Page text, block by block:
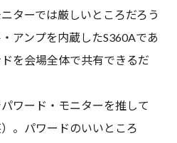
ターでは厳しいところだろう
アンプを内蔵したS360Aであ
を会場全体で共有できるだ
ワード・モニターを推して
。パワードのいいところ